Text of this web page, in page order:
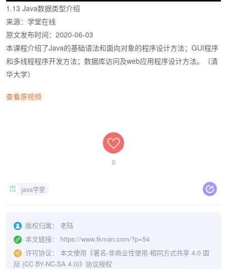
1.13 Java数据类型介绍
来源：学堂在线
原文发布时间：2020-06-03
本课程介绍了Java的基础语法和面向对象的程序设计方法；GUI程序
和多线程程序开发方法；数据库访问及web应用程序设计方法。（清
华大学）
查看原视频
0
java学堂
版权归属：
老陆
本文链接：
https://www.fkman.com/?p=54
许可协议：
本文使用《署名-非商业性使用-相同方式共享 4.0 国
际 (CC BY-NC-SA 4.0)》协议授权